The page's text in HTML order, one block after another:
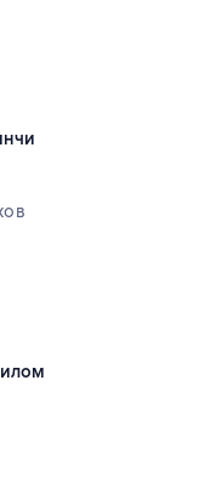
основе 0 оценок
на основе 0 оценок